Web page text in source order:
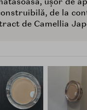
de la
de Camellia